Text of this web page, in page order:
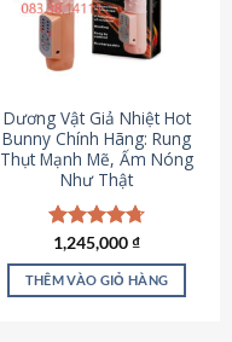
Dương Vật Giả Nhiệt Hot
Bunny Chính Hãng: Rung
Thụt Mạnh Mẽ, Ấm Nóng
Như Thật
Được xếp
hạng4.73
5 sao
1,245,000₫
THÊM VÀO GIỎ HÀNG